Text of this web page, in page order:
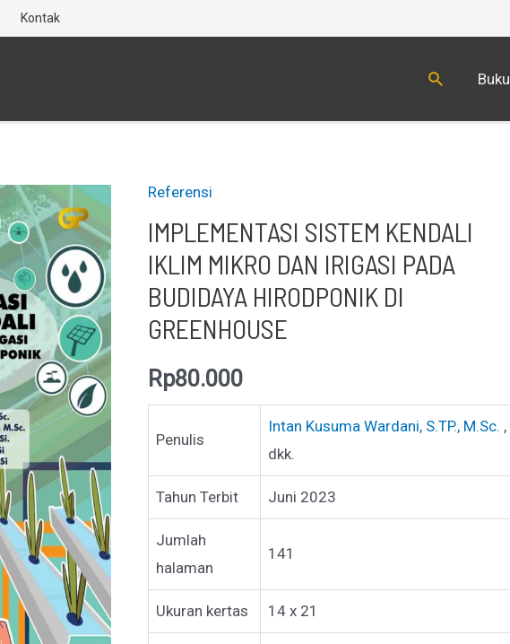
Kontak
Cari Buku
Referensi
IMPLEMENTASI SISTEM KENDALI
IKLIM MIKRO DAN IRIGASI PADA
BUDIDAYA HIRODPONIK DI
GREENHOUSE
Rp80.000
Penulis
Intan Kusuma Wardani, S.TP., M.Sc. ,
dkk.
Tahun Terbit Juni 2023
Jumlah
halaman
141
Ukuran kertas 14 x 21